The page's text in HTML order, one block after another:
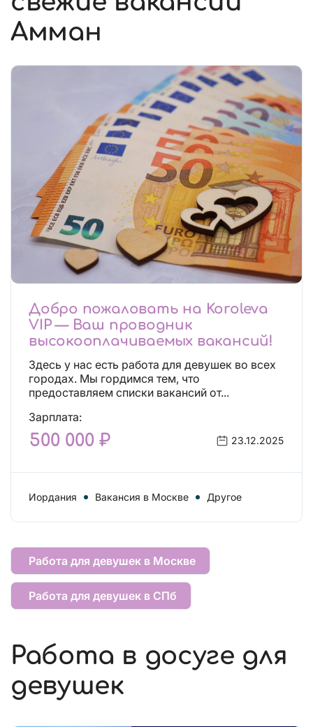
Амман
Добро пожаловать на Koroleva
VIP — Ваш проводник
высокооплачиваемых вакансий!
Здесь у нас есть работа для девушек во всех
городах. Мы гордимся тем, что
предоставляем списки вакансий от...
Зарплата:
500 000 ₽ 23.12.2025
Иордания Вакансия в Москве Другое
Работа для девушек в Москве
Работа для девушек в СПб
Работа в досуге для
девушек